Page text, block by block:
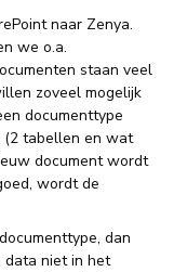
naar Zenya.
we o.a.
staan veel
zoveel mogelijk
documenttype
(2 tabellen en wat
document wordt
wordt de
dan
data niet in het